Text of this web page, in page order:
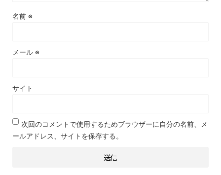
名前 ※
メール ※
サイト
次回のコメントで使用するためブラウザーに自分の名前、メ
ールアドレス、サイトを保存する。